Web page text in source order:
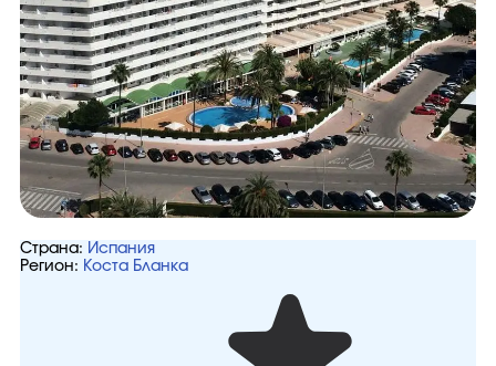
Страна: Испания
Регион: Коста Бланка